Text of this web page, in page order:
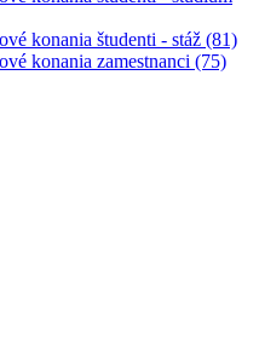
konania študenti - stáž (81)
konania zamestnanci (75)